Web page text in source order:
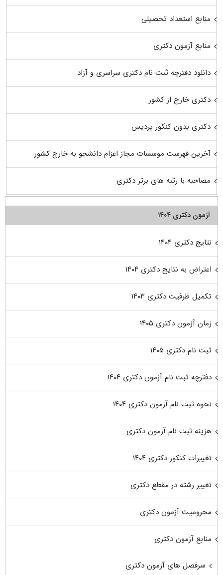
منابع استعداد تحصیلی
منابع آزمون دکتری
دانلود دفترچه ثبت نام دکتری سراسری و آزاد
دکتری خارج از کشور
دکتری بدون کنکور پردیس
آخرین فهرست موسسات مجاز اعزام دانشجو به خارج کشور
مصاحبه با رتبه های برتر دکتری
آزمون دکتری ۱۴۰۴
نتایج دکتری ۱۴۰۴
اعتراض به نتایج دکتری ۱۴۰۴
تکمیل ظرفیت دکتری ۱۴۰۳
زمان آزمون دکتری ۱۴۰۵
ثبت نام دکتری ۱۴۰۵
دفترچه ثبت نام آزمون دکتری ۱۴۰۴
نحوه ثبت نام آزمون دکتری ۱۴۰۴
هزینه ثبت نام آزمون دکتری
تغییرات کنکور دکتری ۱۴۰۴
تغییر رشته در مقطع دکتری
محرومیت آزمون دکتری
منابع آزمون دکتری
سرفصل های آزمون دکتری